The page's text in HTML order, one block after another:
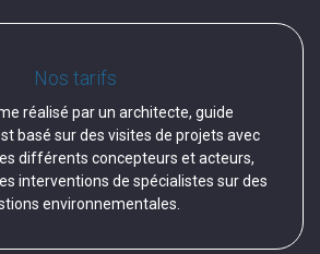
Nos tarifs
réalisé par un architecte, guide
basé sur des visites de projets avec
différents concepteurs et acteurs,
interventions de spécialistes sur des
environnementales.